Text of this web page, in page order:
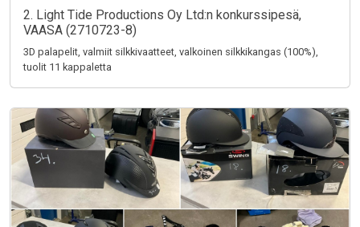
2. Light Tide Productions Oy Ltd:n konkurssipesä,
VAASA (2710723-8)
3D palapelit, valmiit silkkivaatteet, valkoinen silkkikangas (100%),
tuolit 11 kappaletta